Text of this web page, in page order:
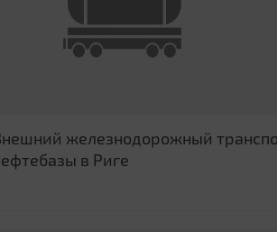
железнодорожный
в Риге